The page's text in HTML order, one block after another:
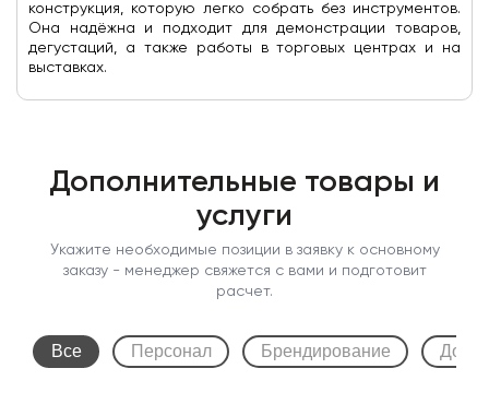
конструкция, которую легко собрать без инструментов.
Она надёжна и подходит для демонстрации товаров,
дегустаций, а также работы в торговых центрах и на
выставках.
Дополнительные товары и
услуги
Укажите необходимые позиции в заявку к основному
заказу - менеджер свяжется с вами и подготовит
расчет.
Все Персонал Брендирование